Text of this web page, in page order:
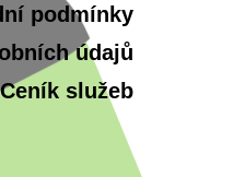
podmínky
údajů
Ceník služeb